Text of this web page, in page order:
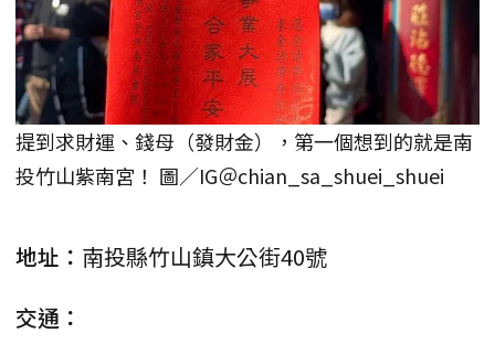
提到求財運、錢母（發財金），第一個想到的就是南
投竹山紫南宮！ 圖／IG＠chian_sa_shuei_shuei
地址： 南投縣竹山鎮大公街40號
交通：